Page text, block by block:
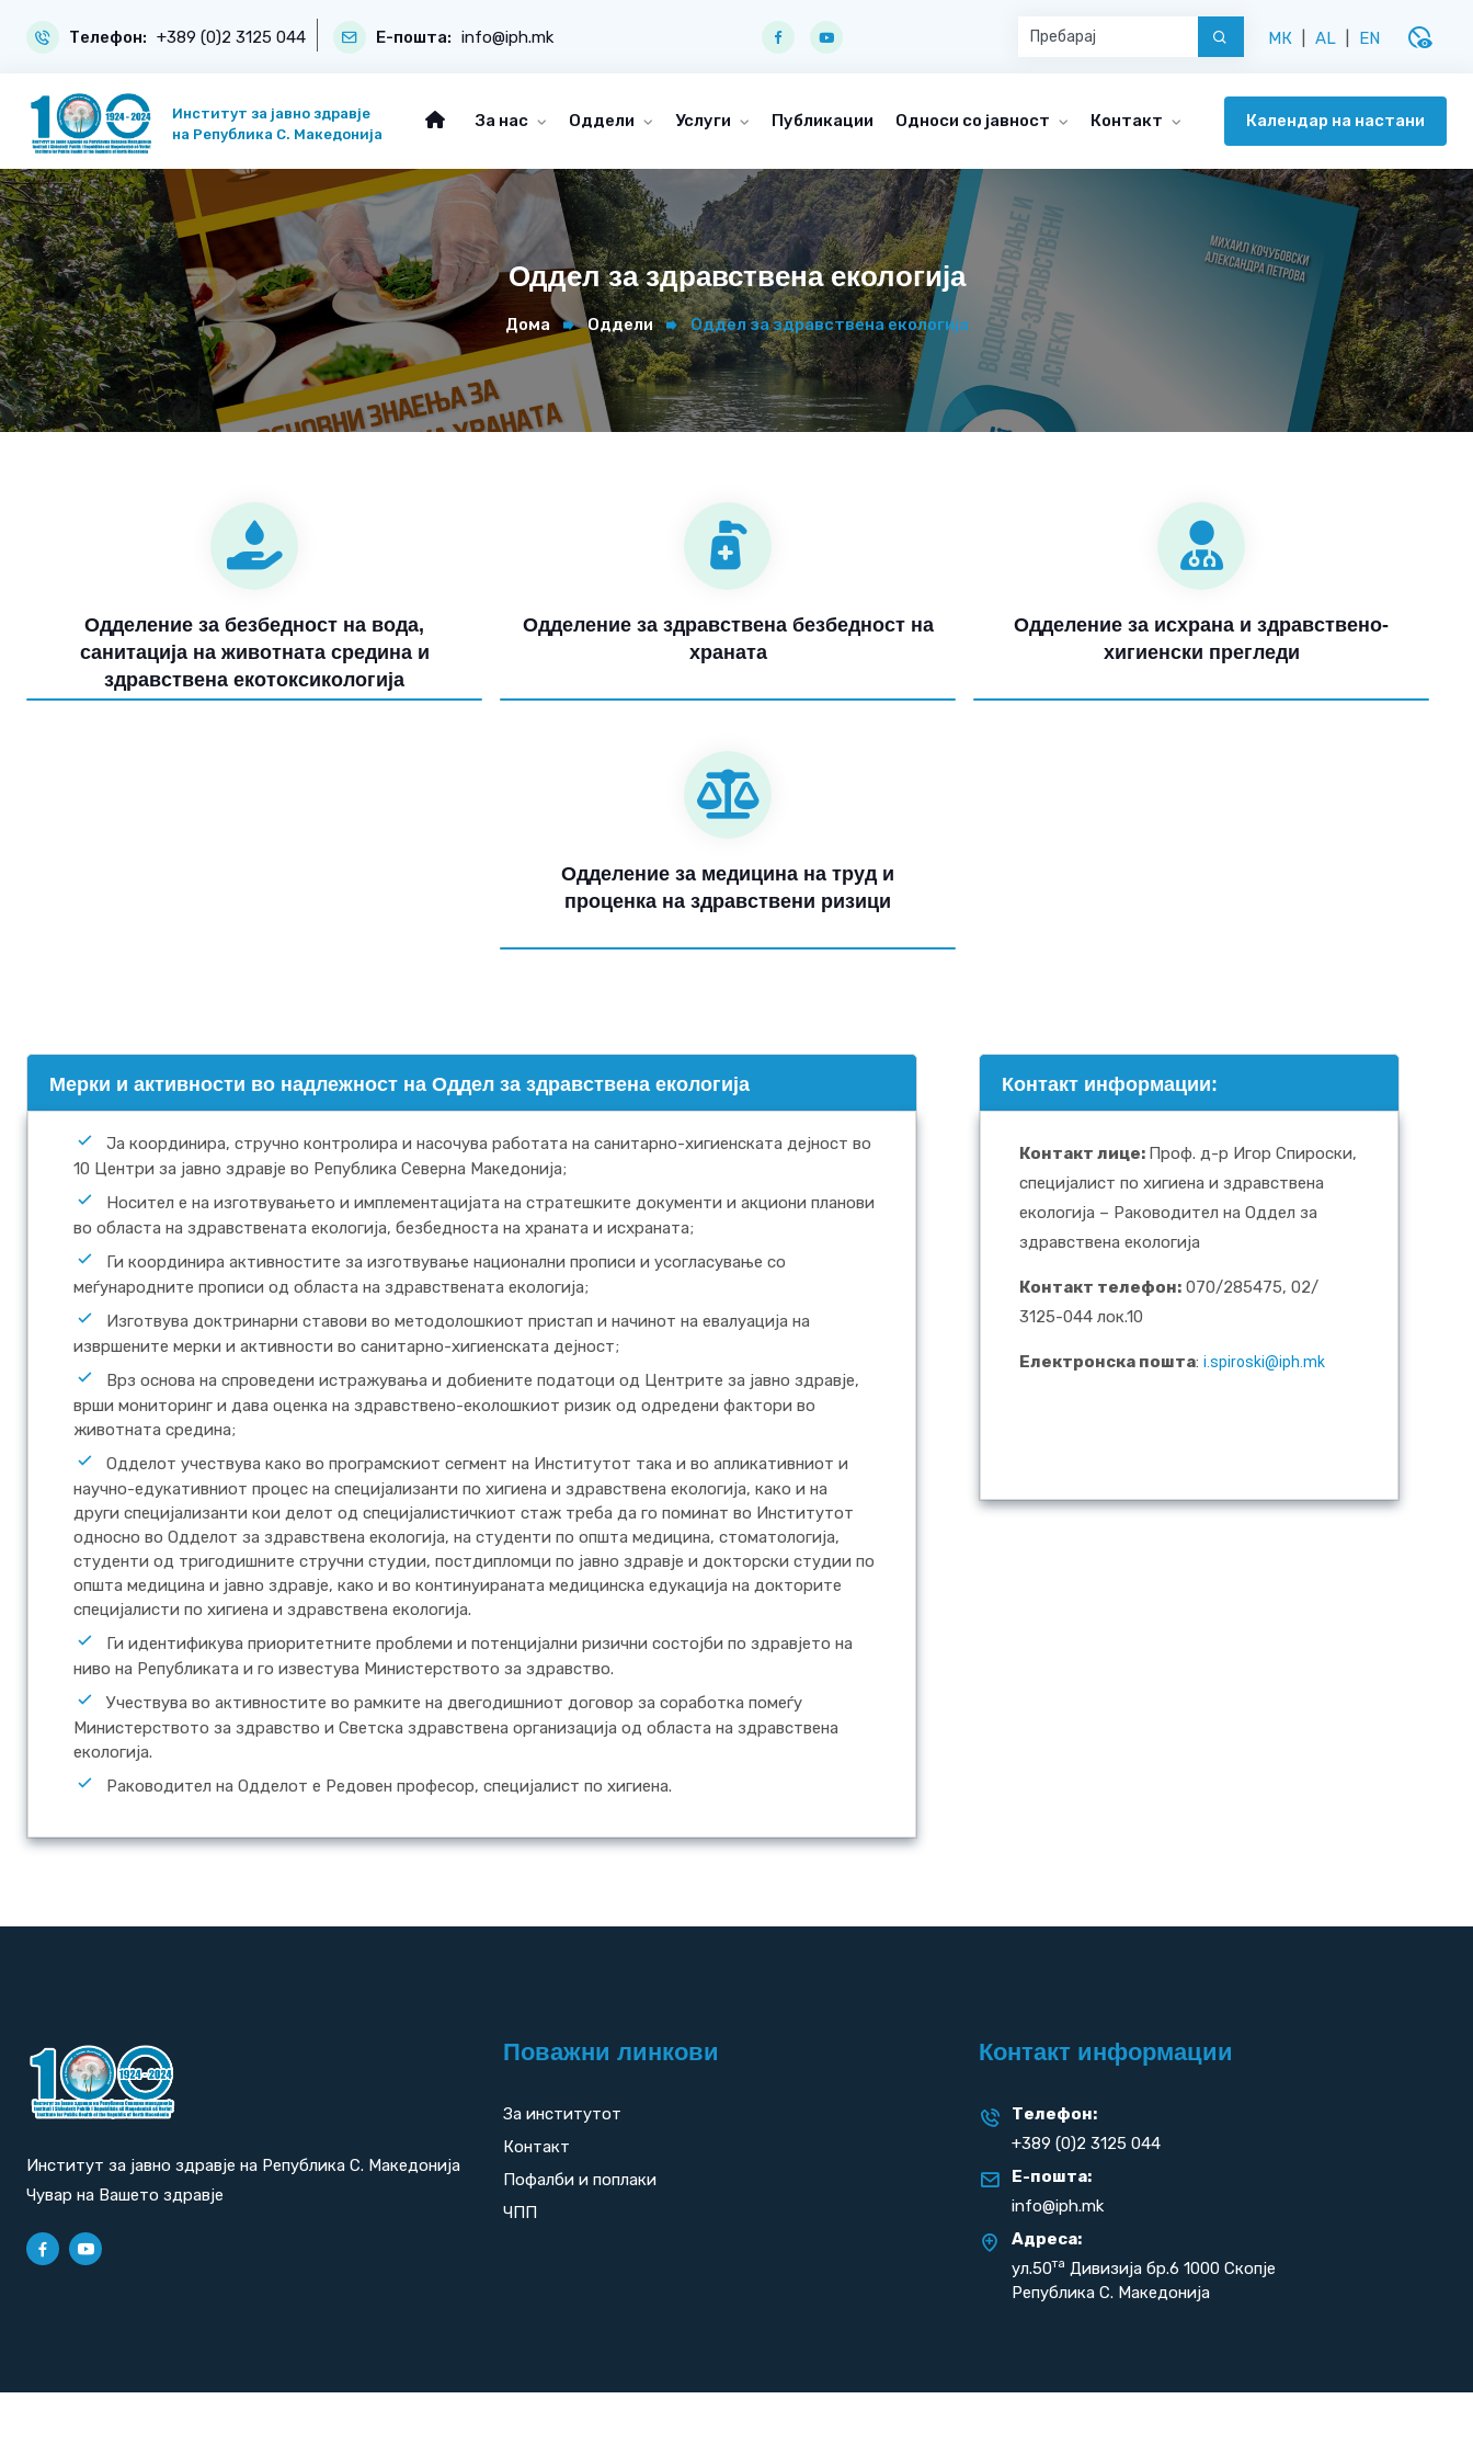
Телефон: +389 (0)2 3125 044 Е-пошта: info@iph.mk МК AL EN disabled_visible
Институт за јавно здравје
на Република С. Македонија
За нас Оддели Услуги Публикации Односи со јавност Контакт Календар на настани
Оддел за здравствена екологија
Дома Оддели Оддел за здравствена екологија
Одделение за безбедност на вода,
санитација на животната средина и
здравствена екотоксикологија
Одделение за здравствена безбедност на
храната
Одделение за исхрана и здравствено-
хигиенски прегледи
Одделение за медицина на труд и
проценка на здравствени ризици
Mерки и активности во надлежност на Оддел за здравствена екологија
Ја координира, стручно контролира и насочува работата на санитарно-хигиенската дејност во
10 Центри за јавно здравје во Република Северна Македонија;
Носител е на изготвувањето и имплементацијата на стратешките документи и акциони планови
во областа на здравствената екологија, безбедноста на храната и исхраната;
Ги координира активностите за изготвување национални прописи и усогласување со
меѓународните прописи од областа на здравствената екологија;
Изготвува доктринарни ставови во методолошкиот пристап и начинот на евалуација на
извршените мерки и активности во санитарно-хигиенската дејност;
Врз основа на спроведени истражувања и добиените податоци од Центрите за јавно здравје,
врши мониторинг и дава оценка на здравствено-еколошкиот ризик од одредени фактори во
животната средина;
Одделот учествува како во програмскиот сегмент на Институтот така и во апликативниот и
научно-едукативниот процес на специјализанти по хигиена и здравствена екологија, како и на
други специјализанти кои делот од специјалистичкиот стаж треба да го поминат во Институтот
односно во Одделот за здравствена екологија, на студенти по општа медицина, стоматологија,
студенти од тригодишните стручни студии, постдипломци по јавно здравје и докторски студии по
општа медицина и јавно здравје, како и во континуираната медицинска едукација на докторите
специјалисти по хигиена и здравствена екологија.
Ги идентификува приоритетните проблеми и потенцијални ризични состојби по здравјето на
ниво на Републиката и го известува Министерството за здравство.
Учествува во активностите во рамките на двегодишниот договор за соработка помеѓу
Министерството за здравство и Светска здравствена организација од областа на здравствена
екологија.
Раководител на Одделот е Редовен професор, специјалист по хигиена.
Контакт информации:
Контакт лице: Проф. д-р Игор Спироски,
специјалист по хигиена и здравствена
екологија – Раководител на Оддел за
здравствена екологија
Контакт телефон: 070/285475, 02/
3125-044 лок.10
Електронска пошта:i.spiroski@iph.mk
Институт за јавно здравје на Република С. Македонија
Чувар на Вашето здравје
Поважни линкови
За институтот
Контакт
Пофалби и поплаки
ЧПП
Контакт информации
Телефон:
+389 (0)2 3125 044
Е-пошта:
info@iph.mk
Адреса:
ул.50та Дивизија бр.6 1000 Скопје
Република С. Македонија